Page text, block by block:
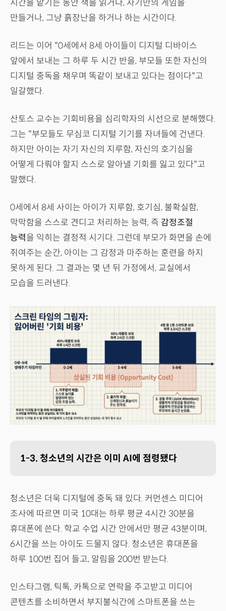
시간을 맡기는 동안 책을 읽거나, 자기만의 게임을
만들거나, 그냥 흙장난을 하거나 하는 시간이다.
리드는 이어 "0세에서 8세 아이들이 디지털 디바이스
앞에서 보내는 그 하루 두 시간 반을, 부모들 또한 자신의
디지털 중독을 채우며 똑같이 보내고 있다는 점이다"고
일갈했다.
산토스 교수는 기회비용을 심리학자의 시선으로 분해했다.
그는 "부모들도 무심코 디지털 기기를 자녀들에 건낸다.
하지만 아이는 자기 자신의 지루함, 자신의 호기심을
어떻게 다뤄야 할지 스스로 알아낼 기회를 잃고 있다"고
말했다.
0세에서 8세 사이는 아이가 지루함, 호기심, 불확실함,
막막함을 스스로 견디고 처리하는 능력, 즉 감정조절
능력을 익히는 결정적 시기다. 그런데 부모가 화면을 손에
쥐여주는 순간, 아이는 그 감정과 마주하는 훈련을 하지
못하게 된다. 그 결과는 몇 년 뒤 가정에서, 교실에서
모습을 드러낸다.
1-3. 청소년의 시간은 이미 AI에 점령됐다
청소년은 더욱 디지털에 중독 돼 있다. 커먼센스 미디어
조사에 따르면 미국 10대는 하루 평균 4시간 30분을
휴대폰에 쓴다. 학교 수업 시간 안에서만 평균 43분이며,
6시간을 쓰는 아이도 드물지 않다. 청소년은 휴대폰을
하루 100번 집어 들고, 알림을 200번 받는다.
인스타그램, 틱톡, 카톡으로 연락을 주고받고 미디어
콘텐츠를 소비하면서 부지불식간에 스마트폰을 쓰는